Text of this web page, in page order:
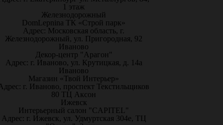
1 этаж
Железнодорожный
DomLepnina ТК «Строй парк»
Адрес: Московская область, г.
Железнодорожный, ул. Пригородная, 92
Иваново
Декор-центр "Арагон"
Адрес: г. Иваново, ул. Крутицкая, д. 14а
Иваново
Магазин «Твой Интерьер»
г. Иваново, проспект Текстильщиков
80 ТЦ Аксон
Ижевск
Интерьерный салон "CAPITEL"
Адрес: г. Ижевск, ул. Удмуртская 304е, ТЦ